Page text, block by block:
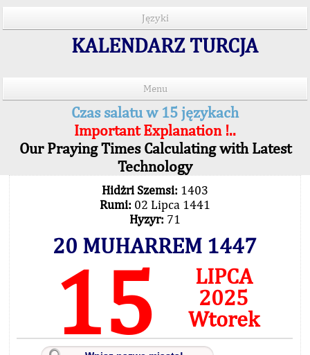
Języki
KALENDARZ TURCJA
Menu
Czas salatu w 15 językach
Important Explanation !..
Our Praying Times Calculating with Latest
Technology
Hidżri Szemsi: 1403
Rumi: 02 Lipca 1441
Hyzyr: 71
20 MUHARREM 1447
15
LIPCA
2025
Wtorek